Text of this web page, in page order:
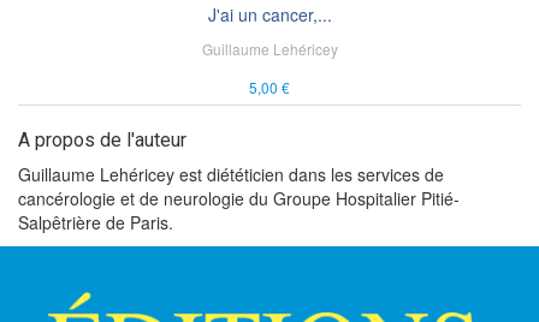
J'ai un cancer,...
Guillaume Lehéricey
5,00 €
A propos de l'auteur
Guillaume Lehéricey est diététicien dans les services de
cancérologie et de neurologie du Groupe Hospitalier Pitié-
Salpêtrière de Paris.